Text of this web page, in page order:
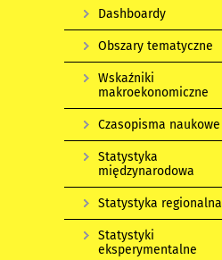
Dashboardy
Obszary tematyczne
Wskaźniki
makroekonomiczne
Czasopisma naukowe
Statystyka
międzynarodowa
Statystyka regionalna
Statystyki
eksperymentalne